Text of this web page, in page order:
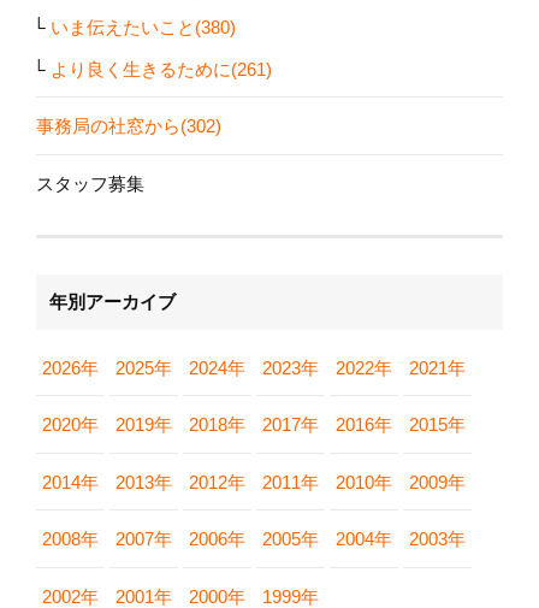
いま伝えたいこと(380)
より良く生きるために(261)
事務局の社窓から(302)
スタッフ募集
年別アーカイブ
2026年 2025年 2024年 2023年 2022年 2021年
2020年 2019年 2018年 2017年 2016年 2015年
2014年 2013年 2012年 2011年 2010年 2009年
2008年 2007年 2006年 2005年 2004年 2003年
2002年 2001年 2000年 1999年